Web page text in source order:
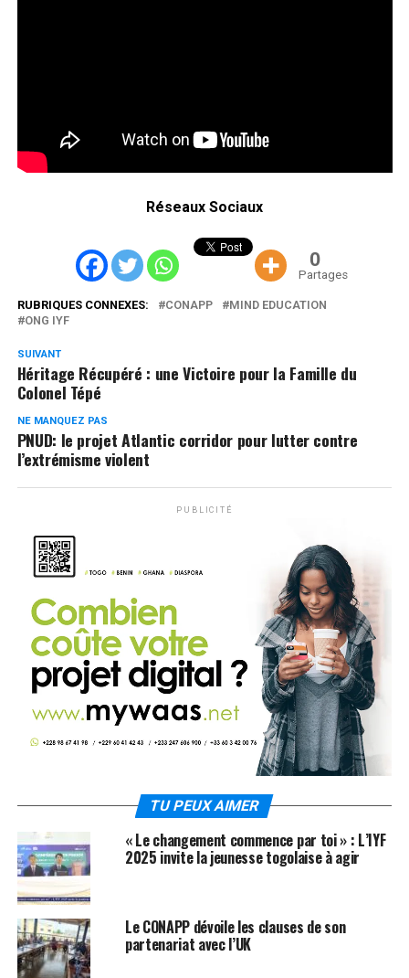
Réseaux Sociaux
0
Partages
RUBRIQUES CONNEXES: CONAPP
MIND EDUCATION
ONG IYF
SUIVANT
Héritage Récupéré : une Victoire pour la Famille du
Colonel Tépé
NE MANQUEZ PAS
PNUD: le projet Atlantic corridor pour lutter contre
l’extrémisme violent
PUBLICITÉ
TU PEUX AIMER
« Le changement commence par toi » : L’IYF
2025 invite la jeunesse togolaise à agir
Le CONAPP dévoile les clauses de son
partenariat avec l’UK